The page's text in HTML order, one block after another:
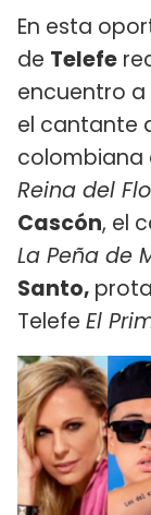
En esta
de Telefe
encuentro
el cantante
colombiana
Reina del
Cascón, el
La Peña de
Santo,
Telefe El